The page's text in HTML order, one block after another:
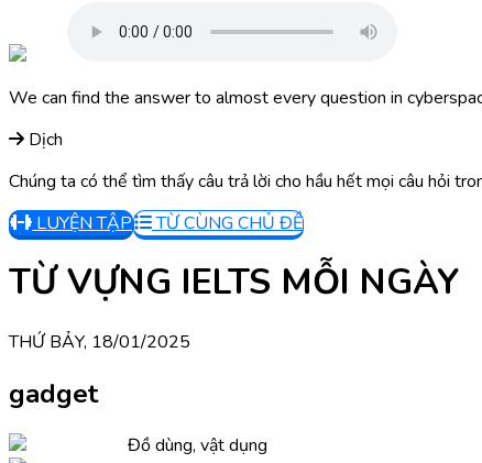
We can find the answer to almost every question in
Dịch
Chúng ta có thể tìm thấy câu trả lời cho hầu hết mọi câu hỏi
LUYỆN TẬP
TỪ CÙNG CHỦ ĐỀ
TỪ VỰNG IELTS MỖI NGÀY
THỨ BẢY, 18/01/2025
gadget
Đồ dùng, vật dụng